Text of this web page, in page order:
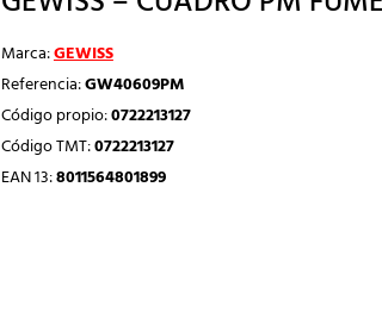
Marca:GEWISS
Referencia:GW40609PM
Código propio:0722213127
Código TMT:0722213127
EAN 13:8011564801899